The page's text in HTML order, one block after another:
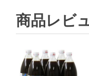
商品レビ